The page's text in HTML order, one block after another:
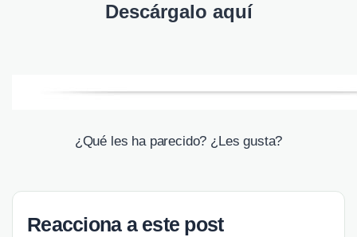
Descárgalo aquí
¿Qué les ha parecido? ¿Les gusta?
Reacciona a este post